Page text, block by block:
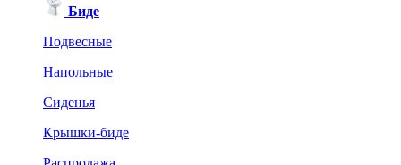
Биде
Подвесные
Напольные
Сиденья
Крышки-биде